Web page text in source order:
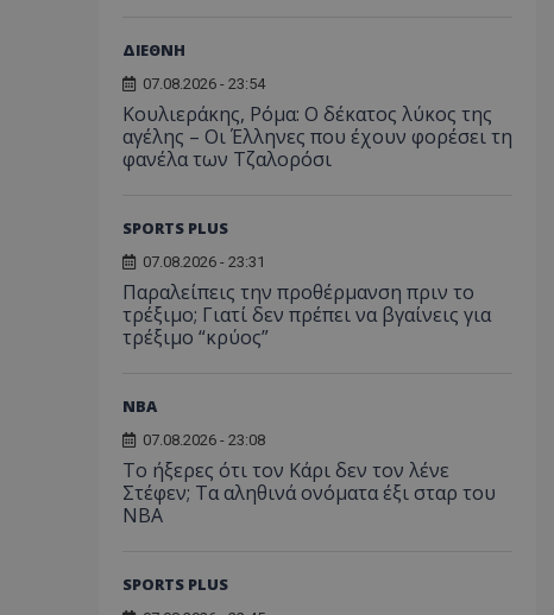
ΔΙΕΘΝΗ
07.08.2026 - 23:54
Κουλιεράκης, Ρόμα: Ο δέκατος λύκος της
αγέλης – Οι Έλληνες που έχουν φορέσει τη
φανέλα των Τζαλορόσι
SPORTS PLUS
07.08.2026 - 23:31
Παραλείπεις την προθέρμανση πριν το
τρέξιμο; Γιατί δεν πρέπει να βγαίνεις για
τρέξιμο “κρύος”
NBA
07.08.2026 - 23:08
Το ήξερες ότι τον Κάρι δεν τον λένε
Στέφεν; Τα αληθινά ονόματα έξι σταρ του
NBA
SPORTS PLUS